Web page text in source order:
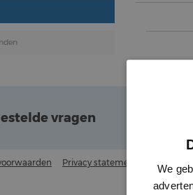
vragen
Privacy statement Disclaimer
We